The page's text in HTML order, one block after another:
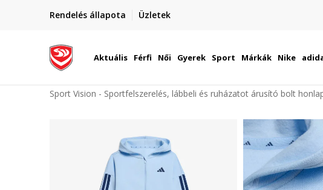
Rendelés állapota Üzletek
Szállítás Magyarország területén
Aktuális Férfi Női Gyerek Sport Márkák Nike
Sport Vision - Sportfelszerelés, lábbeli és ruházatot árusító bolt